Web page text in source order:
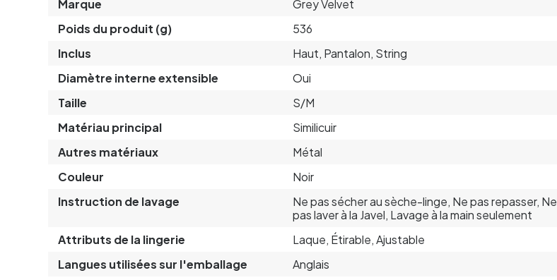
Marque
Grey Velvet
Poids du produit (g)
536
Inclus
Haut, Pantalon, String
Diamètre interne extensible
Oui
Taille
S/M
Matériau principal
Similicuir
Autres matériaux
Métal
Couleur
Noir
Instruction de lavage
Ne pas sécher au sèche-linge, Ne pas repasser, Ne
pas laver à la Javel, Lavage à la main seulement
Attributs de la lingerie
Laque, Étirable, Ajustable
Langues utilisées sur l'emballage
Anglais